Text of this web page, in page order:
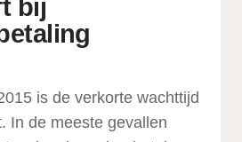
bij
is de verkorte wachttijd
In de meeste gevallen